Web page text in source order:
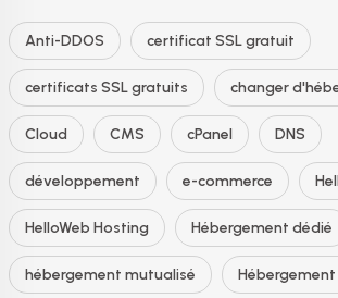
Anti-DDOS certificat SSL gratuit
certificats SSL gratuits changer
Cloud CMS cPanel DNS
développement e-commerce
HelloWeb Hosting Hébergement dédié
hébergement mutualisé Hébergement